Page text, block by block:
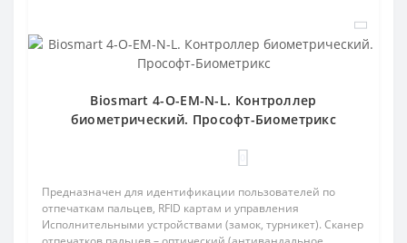
Biosmart 4-O-EM-N-L. Контроллер
биометрический. Прософт-Биометрикс
Предназначен для идентификации пользователей по
отпечаткам пальцев, RFID картам и управления
Исполнительными устройствами (замок, турникет). Сканер